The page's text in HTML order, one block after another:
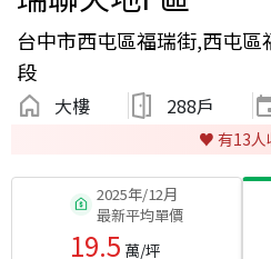
台中市西屯區福瑞街,西屯
段
大樓 288戶
♥️ 有13
2025年/12月
最新平均單價
19.5 萬/坪